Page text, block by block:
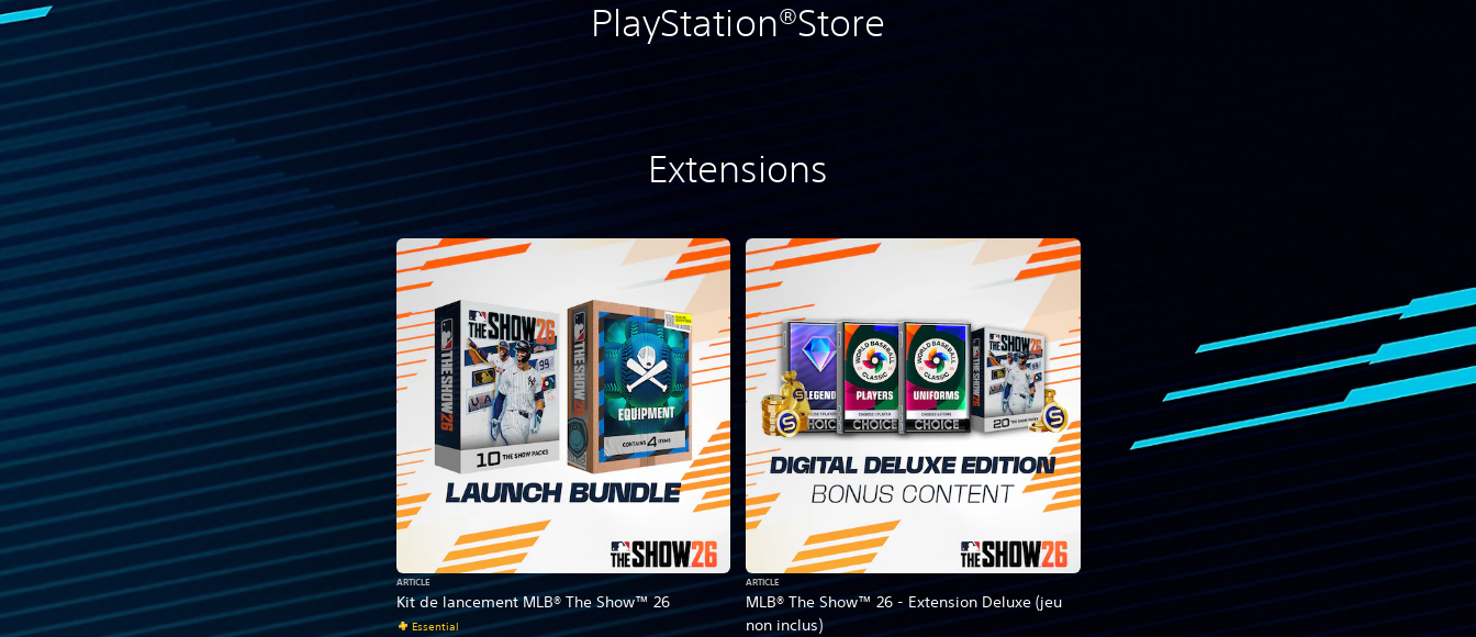
PlayStation®Store
Extensions
Kit de lancement MLB® The Show™ 26
ARTICLE
Essential
MLB® The Show™ 26 - Extension Deluxe (jeu
non inclus)
ARTICLE